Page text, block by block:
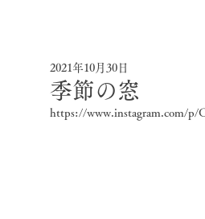
季節の窓
2021年10月30日
https://www.instagram.com/p/